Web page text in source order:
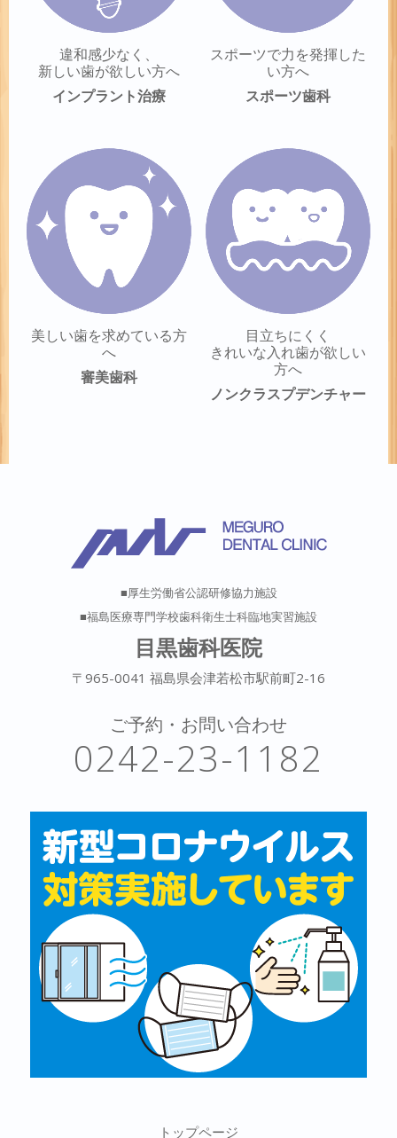
違和感少なく、
新しい歯が欲しい方へ
インプラント治療
スポーツで力を発揮した
い方へ
スポーツ歯科
美しい歯を求めている方
へ
審美歯科
目立ちにくく
きれいな入れ歯が欲しい
方へ
ノンクラスプデンチャー
■厚生労働省公認研修協力施設
■福島医療専門学校歯科衛生士科臨地実習施設
目黒歯科医院
〒965-0041 福島県会津若松市駅前町2-16
ご予約・お問い合わせ
0242-23-1182
トップページ